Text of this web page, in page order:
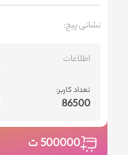
نشانی پیج:
اطلاعات
تعداد کاربر:
86500
500000ت